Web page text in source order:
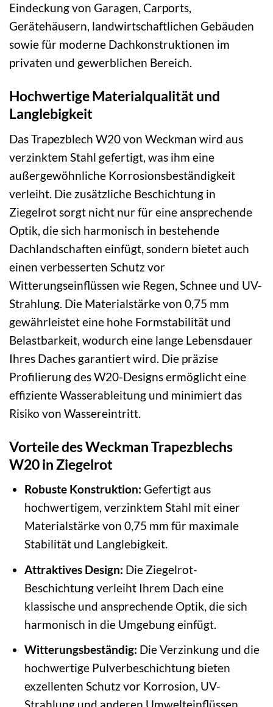
Eindeckung von Garagen, Carports,
Gerätehäusern, landwirtschaftlichen Gebäuden
sowie für moderne Dachkonstruktionen im
privaten und gewerblichen Bereich.
Hochwertige Materialqualität und
Langlebigkeit
Das Trapezblech W20 von Weckman wird aus
verzinktem Stahl gefertigt, was ihm eine
außergewöhnliche Korrosionsbeständigkeit
verleiht. Die zusätzliche Beschichtung in
Ziegelrot sorgt nicht nur für eine ansprechende
Optik, die sich harmonisch in bestehende
Dachlandschaften einfügt, sondern bietet auch
einen verbesserten Schutz vor
Witterungseinflüssen wie Regen, Schnee und UV-
Strahlung. Die Materialstärke von 0,75 mm
gewährleistet eine hohe Formstabilität und
Belastbarkeit, wodurch eine lange Lebensdauer
Ihres Daches garantiert wird. Die präzise
Profilierung des W20-Designs ermöglicht eine
effiziente Wasserableitung und minimiert das
Risiko von Wassereintritt.
Vorteile des Weckman Trapezblechs
W20 in Ziegelrot
Robuste Konstruktion: Gefertigt aus
hochwertigem, verzinktem Stahl mit einer
Materialstärke von 0,75 mm für maximale
Stabilität und Langlebigkeit.
Attraktives Design: Die Ziegelrot-
Beschichtung verleiht Ihrem Dach eine
klassische und ansprechende Optik, die sich
harmonisch in die Umgebung einfügt.
Witterungsbeständig: Die Verzinkung und die
hochwertige Pulverbeschichtung bieten
exzellenten Schutz vor Korrosion, UV-